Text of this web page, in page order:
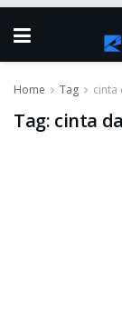
Home Tag cinta
Tag: cinta